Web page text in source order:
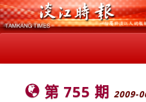
第 755 期 2009-